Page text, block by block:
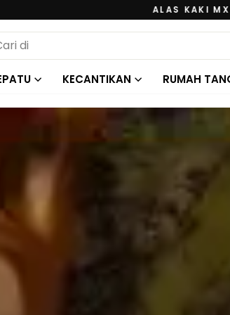
Jeda
slide
ALAS KAKI MXM START FROM
KECANTIKAN RUMAH